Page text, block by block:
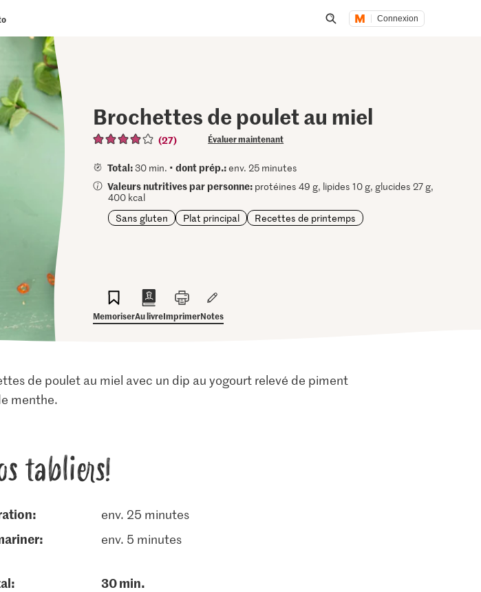
Connexion
Brochettes de poulet au miel
(27) Évaluer maintenant
Total: 30 min. •dont prép.:env. 25 minutes
Valeurs nutritives par personne: protéines 49 g, lipides 10 g, glucides 27 g,
400 kcal
Sans gluten
Plat principal Recettes de printemps
MemoriserAu livreImprimerNotes
de poulet au miel avec un dip au yogourt relevé de piment
menthe.
tabliers!
env. 25 minutes
env. 5 minutes
30 min.